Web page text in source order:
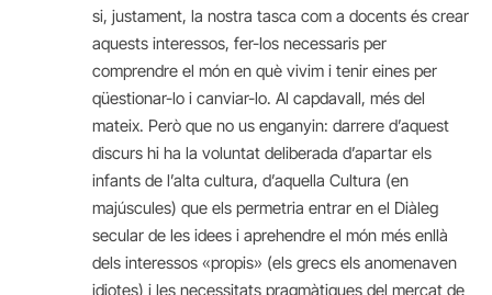
si, justament, la nostra tasca com a docents és crear
aquests interessos, fer-los necessaris per
comprendre el món en què vivim i tenir eines per
qüestionar-lo i canviar-lo. Al capdavall, més del
mateix. Però que no us enganyin: darrere d’aquest
discurs hi ha la voluntat deliberada d’apartar els
infants de l’alta cultura, d’aquella Cultura (en
majúscules) que els permetria entrar en el Diàleg
secular de les idees i aprehendre el món més enllà
dels interessos «propis» (els grecs els anomenaven
idiotes) i les necessitats pragmàtiques del mercat de